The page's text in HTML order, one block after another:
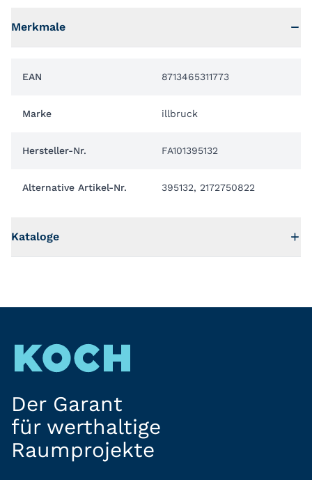
Merkmale
EAN 8713465311773
Marke illbruck
Hersteller-Nr. FA101395132
Alternative Artikel-Nr. 395132, 2172750822
Kataloge
Der Garant
für werthaltige
Raumprojekte